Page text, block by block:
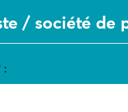
/ société de
: